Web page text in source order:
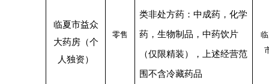
临夏市益众
大药房（个
人独资）
零售
类非处方药：中成药，化学
药，生物制品，中药饮片
（仅限精装），上述经营范
围不含冷藏药品